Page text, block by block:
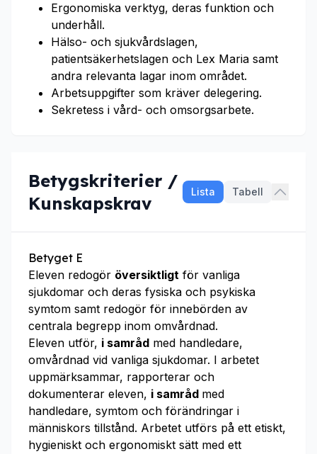
Ergonomiska verktyg, deras funktion och
underhåll.
Hälso- och sjukvårdslagen,
patientsäkerhetslagen och Lex Maria samt
andra relevanta lagar inom området.
Arbetsuppgifter som kräver delegering.
Sekretess i vård- och omsorgsarbete.
Betygskriterier /
Kunskapskrav
Lista Tabell
Betyget E
Eleven redogör översiktligt för vanliga
sjukdomar och deras fysiska och psykiska
symtom samt redogör för innebörden av
centrala begrepp inom omvårdnad.
Eleven utför, i samråd med handledare,
omvårdnad vid vanliga sjukdomar. I arbetet
uppmärksammar, rapporterar och
dokumenterar eleven, i samråd med
handledare, symtom och förändringar i
människors tillstånd. Arbetet utförs på ett etiskt,
hygieniskt och ergonomiskt sätt med ett